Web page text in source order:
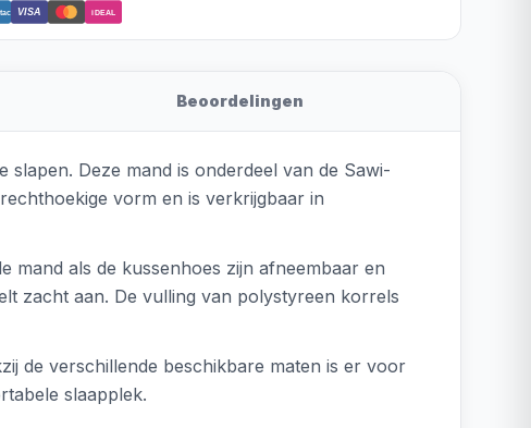
VISA iDEAL
Beoordelingen
Deze mand is onderdeel van de Sawi-
vorm en is verkrijgbaar in
mand als de kussenhoes zijn afneembaar en
zacht aan. De vulling van polystyreen korrels
de verschillende beschikbare maten is er voor
slaapplek.